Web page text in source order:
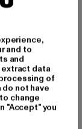
and to
and
data
of
not have
change
"Accept" you